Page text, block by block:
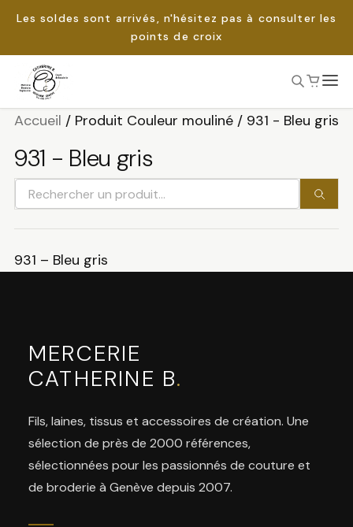
Les soldes sont arrivés, n'hésitez pas à consulter les
points de croix
Passer
au
Rechercher :
Accueil / Produit Couleur mouliné/ 931 - Bleu gris
931 - Bleu gris
Rechercher
un
931 – Bleu gris
MERCERIE
CATHERINE B.
Fils, laines, tissus et accessoires de création. Une
sélection de près de 2000 références,
sélectionnées pour les passionnés de couture et
de broderie à Genève depuis 2007.